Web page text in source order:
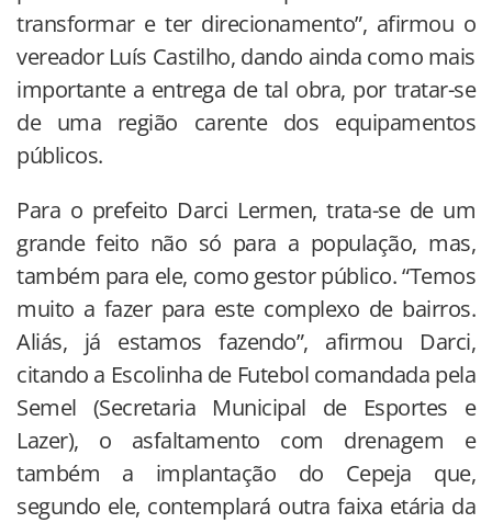
transformar e ter direcionamento”, afirmou o
vereador Luís Castilho, dando ainda como mais
importante a entrega de tal obra, por tratar-se
de uma região carente dos equipamentos
públicos.
Para o prefeito Darci Lermen, trata-se de um
grande feito não só para a população, mas,
também para ele, como gestor público. “Temos
muito a fazer para este complexo de bairros.
Aliás, já estamos fazendo”, afirmou Darci,
citando a Escolinha de Futebol comandada pela
Semel (Secretaria Municipal de Esportes e
Lazer), o asfaltamento com drenagem e
também a implantação do Cepeja que,
segundo ele, contemplará outra faixa etária da